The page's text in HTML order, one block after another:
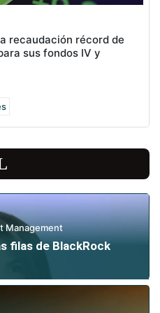
recaudación récord de
sus fondos IV y
Management
filas de BlackRock